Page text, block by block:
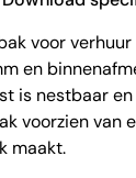
voor
en
is nestbaar
voorzien van
maakt.